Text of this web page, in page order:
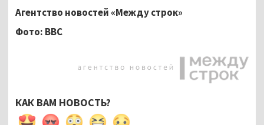
Агентство новостей «Между строк»
Фото: BBC
КАК ВАМ НОВОСТЬ?